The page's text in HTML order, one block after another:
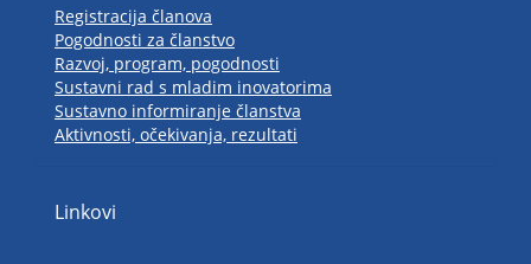
Registracija članova
Pogodnosti za članstvo
Razvoj, program, pogodnosti
Sustavni rad s mladim inovatorima
Sustavno informiranje članstva
Aktivnosti, očekivanja, rezultati
Linkovi